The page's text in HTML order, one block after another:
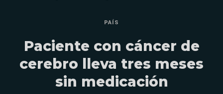
PAÍS
Paciente con cáncer de
cerebro lleva tres meses
sin medicación